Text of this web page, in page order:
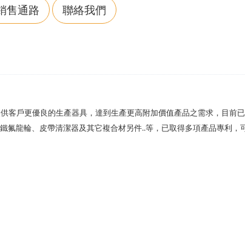
售通路 聯絡我們
客戶更優良的生產器具，達到生產更高附加價值產品之需求，目前
龍輪、皮帶清潔器及其它複合材另件..等，已取得多項產品專利 ，